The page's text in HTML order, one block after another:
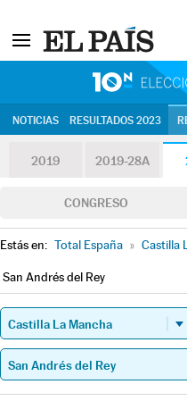
NOTICIAS RESULTADOS 2023
2019 2019-28A
CONGRESO
Estás en: Total España » Castilla
San Andrés del Rey